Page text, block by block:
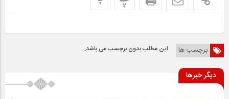
برچسب ها این مطلب بدون برچسب می باشد.
دیگر خبرها